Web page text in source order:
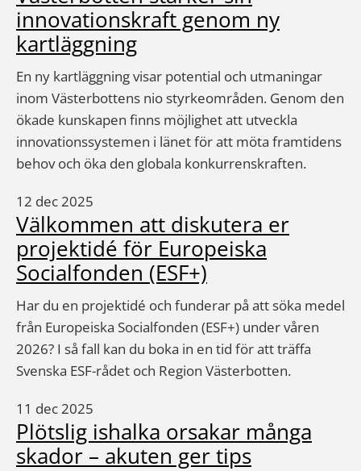
innovationskraft genom ny
kartläggning
En ny kartläggning visar potential och utmaningar
inom Västerbottens nio styrkeområden. Genom den
ökade kunskapen finns möjlighet att utveckla
innovationssystemen i länet för att möta framtidens
behov och öka den globala konkurrenskraften.
12 dec 2025
Välkommen att diskutera er
projektidé för Europeiska
Socialfonden (ESF+)
Har du en projektidé och funderar på att söka medel
från Europeiska Socialfonden (ESF+) under våren
2026? I så fall kan du boka in en tid för att träffa
Svenska ESF-rådet och Region Västerbotten.
11 dec 2025
Plötslig ishalka orsakar många
skador – akuten ger tips